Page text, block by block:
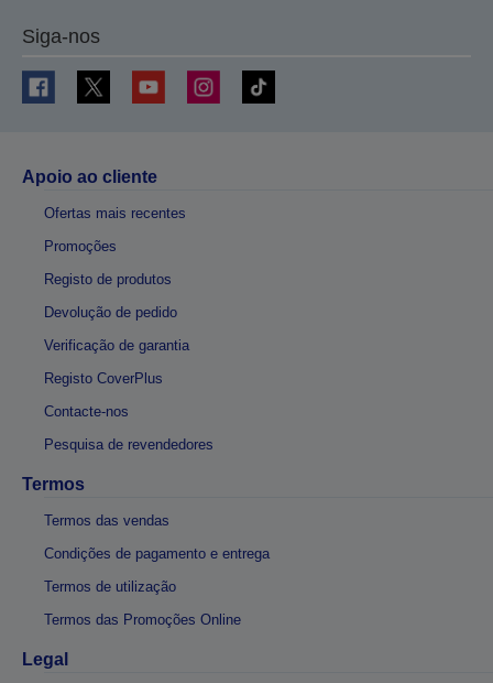
Siga-nos
Apoio ao cliente
Ofertas mais recentes
Promoções
Registo de produtos
Devolução de pedido
Verificação de garantia
Registo CoverPlus
Contacte-nos
Pesquisa de revendedores
Termos
Termos das vendas
Condições de pagamento e entrega
Termos de utilização
Termos das Promoções Online
Legal